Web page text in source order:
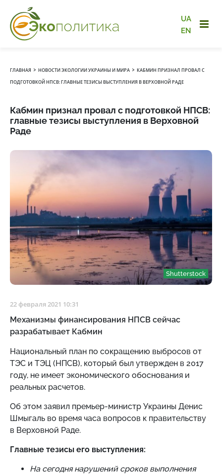
UA
EN
ГЛАВНАЯ › НОВОСТИ ЭКОЛОГИИ УКРАИНЫ И МИРА › КАБМИН ПРИЗНАЛ ПРОВАЛ С
ПОДГОТОВКОЙ НПСВ: ГЛАВНЫЕ ТЕЗИСЫ ВЫСТУПЛЕНИЯ В ВЕРХОВНОЙ РАДЕ
Кабмин признал провал с подготовкой НПСВ:
главные тезисы выступления в Верховной
Раде
Shutterstock
22 февраля 2021 10:31
Механизмы финансирования НПСВ сейчас
разрабатывает Кабмин
Национальный план по сокращению выбросов от
ТЭС и ТЭЦ (НПСВ), который был утвержден в 2017
году, не имеет экономического обоснования и
реальных расчетов.
Об этом заявил премьер-министр Украины Денис
Шмыгаль во время часа вопросов к правительству
в Верховной Раде.
Главные тезисы его выступления:
На сегодня нарушений сроков выполнения